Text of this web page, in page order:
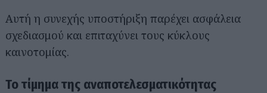
Αυτή η συνεχής υποστήριξη παρέχει ασφάλεια
σχεδιασμού και επιταχύνει τους κύκλους
καινοτομίας.
Το τίμημα της αναποτελεσματικότητας